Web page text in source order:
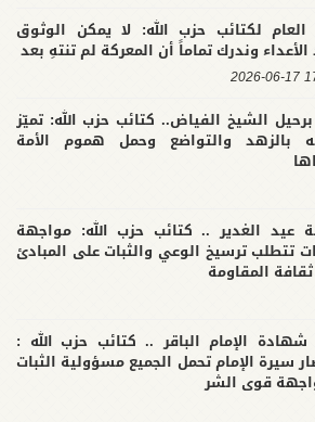
العام لكتائب حزب الله: لا يمكن الوثوق
وندرك تماماً أن المعركة لم تنتهِ بعد
الشيخ الفياض.. كتائب حزب الله: تميّز
بالزهد والتواضع وحمل هموم الأمة
عيد الغدير .. كتائب حزب الله: مواجهة
تتطلب ترسيخ الوعي والثبات على المبادئ
ثقافة المقاومة
الإمام الباقر .. كتائب حزب الله :
سيرة الإمام تحمل الجميع مسؤولية الثبات
قوى الشر